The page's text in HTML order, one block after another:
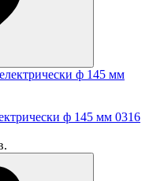
ф 145 мм 0316